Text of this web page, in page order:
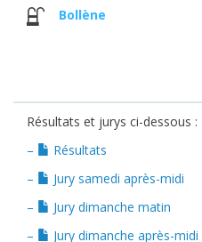
Bollène
Résultats et jurys ci-dessous :
–
Résultats
–
Jury samedi après-midi
–
Jury dimanche matin
–
Jury dimanche après-midi